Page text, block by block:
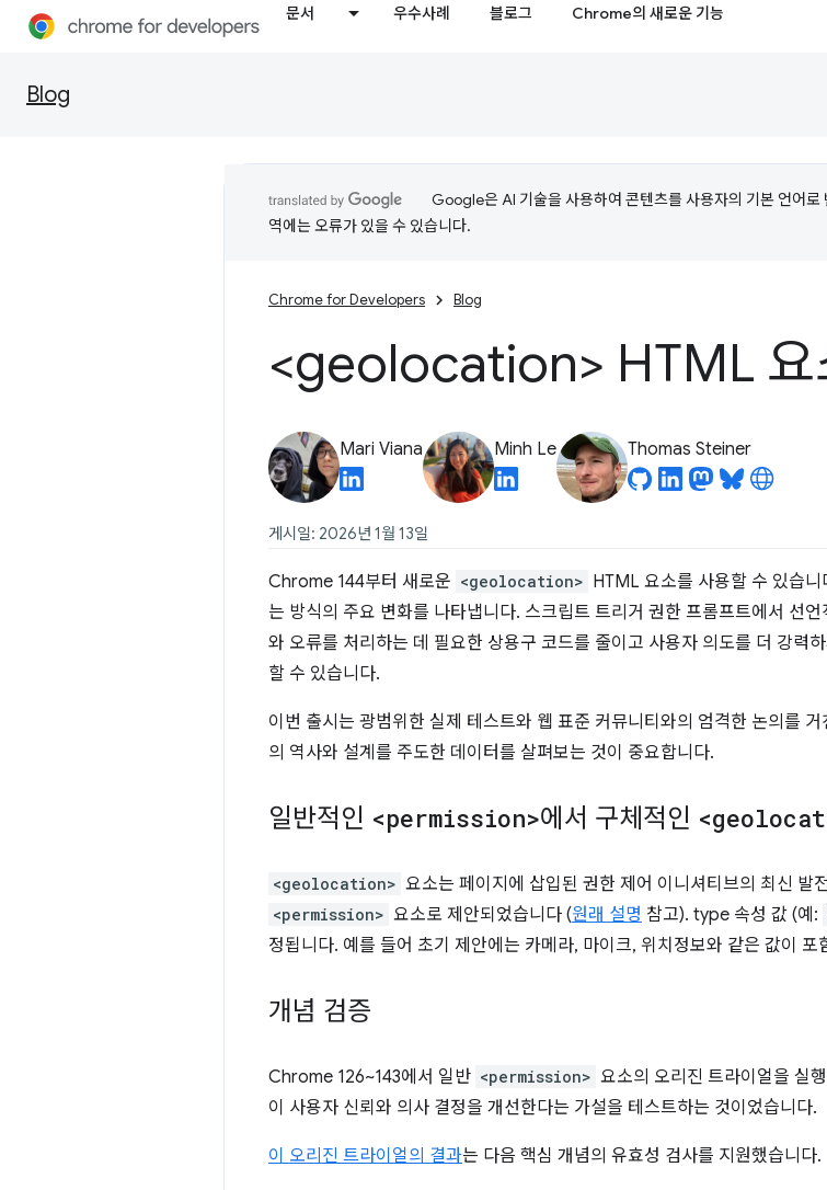
문서 우수사례 블로그 Chrome의 새로운 기능
Blog
Google은 AI 기술을 사용하여 콘텐츠를 사용자의 기본 언어로
역에는 오류가 있을 수 있습니다.
Chrome for Developers Blog
<geolocation> HTML 요
Mari Viana Minh Le Thomas Steiner
게시일: 2026년 1월 13일
Chrome 144부터 새로운 <geolocation> HTML 요소를 사용할 수 있습
는 방식의 주요 변화를 나타냅니다. 스크립트 트리거 권한 프롬프트에서 선
와 오류를 처리하는 데 필요한 상용구 코드를 줄이고 사용자 의도를 더 강력
할 수 있습니다.
이번 출시는 광범위한 실제 테스트와 웹 표준 커뮤니티와의 엄격한 논의를
의 역사와 설계를 주도한 데이터를 살펴보는 것이 중요합니다.
일반적인 <permission>에서 구체적인
<geolocation> 요소는 페이지에 삽입된 권한 제어 이니셔티브의 최신 발
<permission> 요소로 제안되었습니다 (원래 설명 참고). type 속성 값 (예:
정됩니다. 예를 들어 초기 제안에는 카메라, 마이크, 위치정보와 같은 값이 포
개념 검증
Chrome 126~143에서 일반 <permission> 요소의 오리진 트라이얼을 실
이 사용자 신뢰와 의사 결정을 개선한다는 가설을 테스트하는 것이었습니다.
이 오리진 트라이얼의 결과는 다음 핵심 개념의 유효성 검사를 지원했습니다.